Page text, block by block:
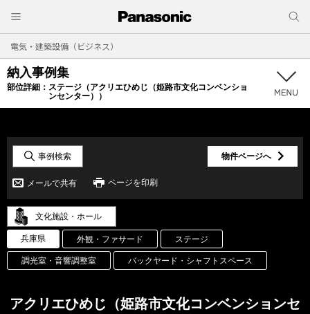
電気・建築設備（ビジネス）
納入事例集
部位詳細： ステージ（アクリエひめじ（姫路市文化コンベンショ
ンセンター））
事例検索
メールで共有 ページを印刷
物件ページへ
文化施設・ホール
兵庫県
外観・ファサード
ステージ
調光室・音響調整室
バックヤード・シャフトスペース
アクリエひめじ（姫路市文化コンベンションセ